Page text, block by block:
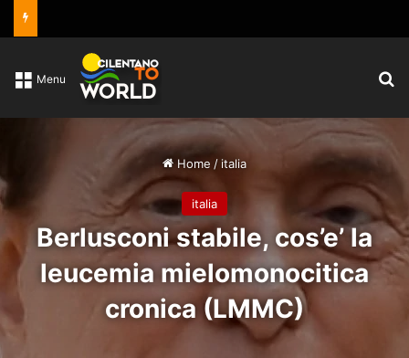
Menu
Home / italia
italia
Berlusconi stabile, cos’e’ la
leucemia mielomonocitica
cronica (LMMC)